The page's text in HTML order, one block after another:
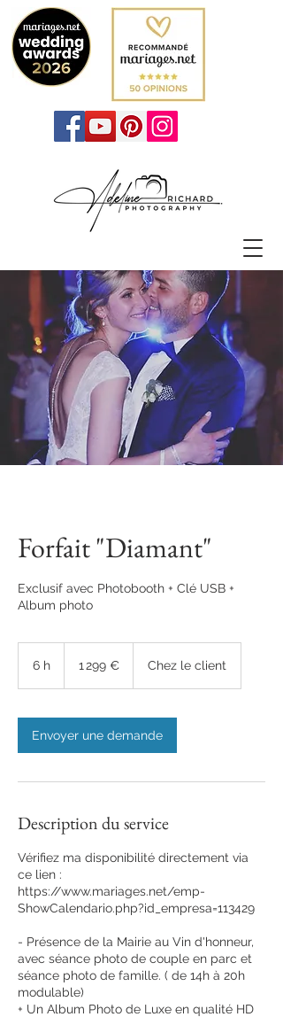
Forfait "Diamant"
Exclusif avec Photobooth + Clé USB +
Album photo
6 h 1 299 € Chez le client
Envoyer une demande
Description du service
Vérifiez ma disponibilité directement via
ce lien :
https://www.mariages.net/emp-
ShowCalendario.php?id_empresa=113429
- Présence de la Mairie au Vin d'honneur,
avec séance photo de couple en parc et
séance photo de famille. ( de 14h à 20h
modulable)
+ Un Album Photo de Luxe en qualité HD